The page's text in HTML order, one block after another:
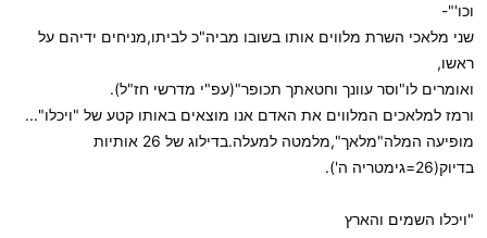
וכו'"-
שני מלאכי השרת מלווים אותו בשובו מביה"כ לביתו,מניחים ידיהם על
ראשו,
ואומרים לו"וסר עוונך וחטאתך תכופר"(עפ"י מדרשי חז"ל).
ורמז למלאכים המלווים את האדם אנו מוצאים באותו קטע של "ויכלו"...
מופיעה המלה"מלאך",מלמטה למעלה.בדילוג של 26 אותיות
בדיוק(26=גימטריה ה').
"ויכלו השמים והארץ